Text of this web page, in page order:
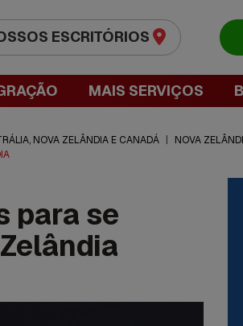
ESCRITÓRIOS
MAIS SERVIÇOS
NOVA ZELÂNDIA E CANADÁ NOVA
para se